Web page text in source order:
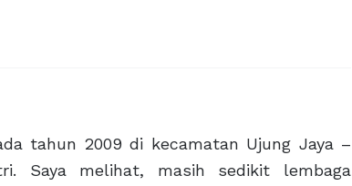
tahun 2009 di kecamatan Ujung Jaya –
Saya melihat, masih sedikit lembaga